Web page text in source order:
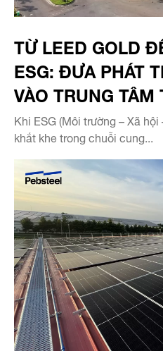
TỪ LEED GOLD
ESG: ĐƯA PHÁT
VÀO TRUNG
Khi ESG (Môi trường – Xã
khắt khe trong chuỗi cung...